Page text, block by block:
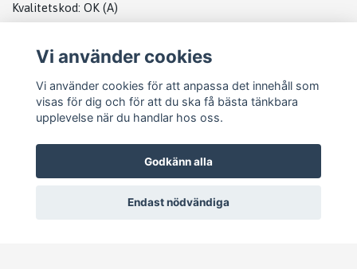
Kvalitetskod: OK (A)
Vi använder cookies
Vi använder cookies för att anpassa det innehåll som
visas för dig och för att du ska få bästa tänkbara
upplevelse när du handlar hos oss.
Godkänn alla
Endast nödvändiga